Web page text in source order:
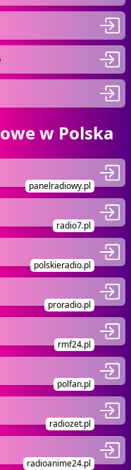
w Polska
panelradiowy.pl
radio7.pl
polskieradio.pl
proradio.pl
rmf24.pl
polfan.pl
radiozet.pl
radioanime24.pl